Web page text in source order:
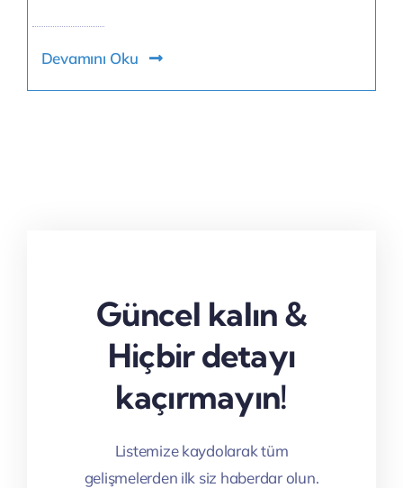
Devamını Oku
Güncel kalın &
Hiçbir detayı
kaçırmayın!
Listemize kaydolarak tüm
gelişmelerden ilk siz haberdar olun.